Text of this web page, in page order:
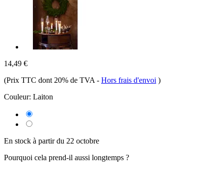
14,49 €
(Prix TTC dont 20% de TVA - Hors frais d'envoi )
Couleur: Laiton
En stock à partir du 22 octobre
Pourquoi cela prend-il aussi longtemps ?